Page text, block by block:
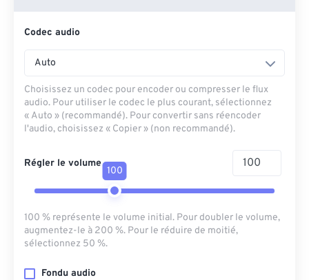
Codec audio
Auto
Choisissez un codec pour encoder ou compresser le flux
audio. Pour utiliser le codec le plus courant, sélectionnez
« Auto » (recommandé). Pour convertir sans réencoder
l'audio, choisissez « Copier » (non recommandé).
Régler le volume
100
100 % représente le volume initial. Pour doubler le volume,
augmentez-le à 200 %. Pour le réduire de moitié,
sélectionnez 50 %.
Fondu audio